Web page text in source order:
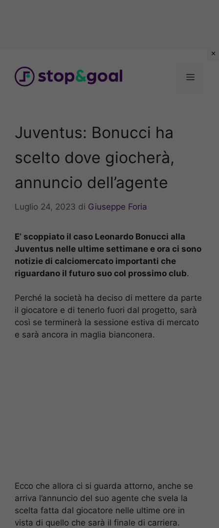
contenuto
Menu
Juventus: Bonucci ha
scelto dove giocherà,
annuncio dell’agente
Luglio 24, 2023 di Giuseppe Foria
E’ scoppiato il caso Leonardo Bonucci alla
Juventus nelle ultime settimane e ora ci sono
notizie di calciomercato importanti che
riguardano il futuro suo col prossimo club.
Perché la società ha deciso di mettere da parte
il giocatore e di tenerlo fuori dal progetto, sarà
così se terminerà la sessione estiva di mercato
e sarà ancora in maglia bianconera.
Ecco che allora ci si guarda attorno, anche se
arriva l’annuncio del suo agente che svela la
scelta fatta dal giocatore nelle ultime ore in
vista di quello che sarà il finale di carriera.